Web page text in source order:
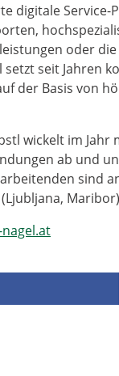
digitale
oder
setzt seit Jahren
der Basis von
wickelt im Jahr
ab und
sind